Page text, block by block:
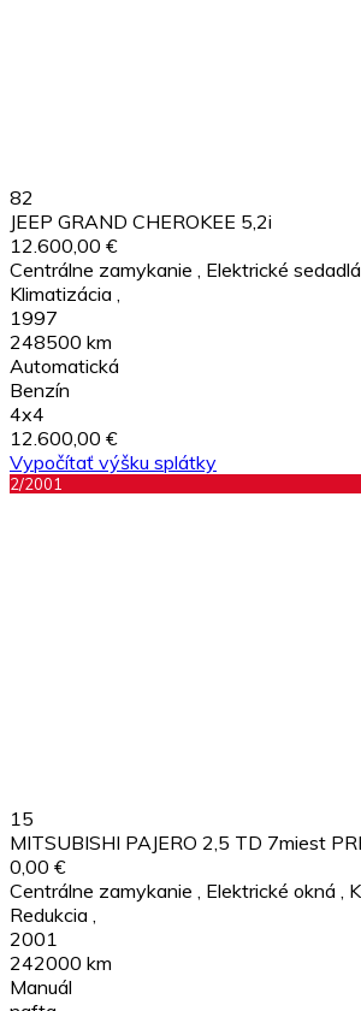
82
JEEP GRAND CHEROKEE 5,2i
12.600,00 €
Centrálne zamykanie , Elektrické sedadlá
Klimatizácia ,
1997
248500 km
Automatická
Benzín
4x4
12.600,00 €
Vypočítať výšku splátky
2/2001
15
MITSUBISHI PAJERO 2,5 TD 7miest
0,00 €
Centrálne zamykanie
Elektrické okná
Redukcia
2001
242000 km
Manuál